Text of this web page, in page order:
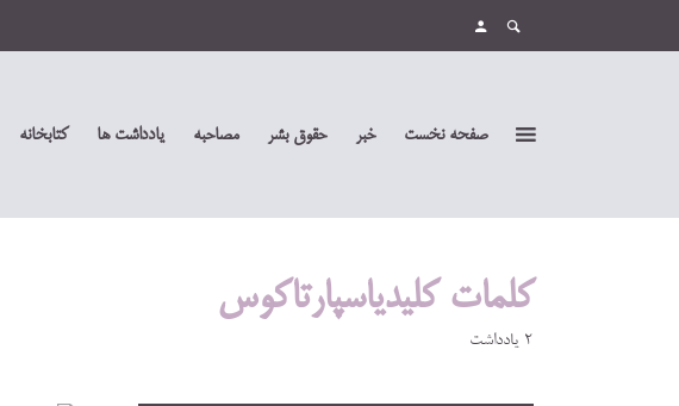
صفحه نخست خبر حقوق بشر مصاحبه یادداشت ها کتابخانه
کلمات کلیدیاسپارتاکوس
2 یادداشت